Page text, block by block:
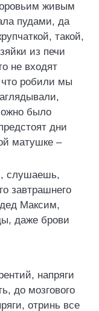
живым
пудами, да
такой,
из печи
не входят
что робили мы
было
дни
матушке –
слушаешь,
завтрашнего
Максим,
даже брови
напряги
до мозгового
отринь все